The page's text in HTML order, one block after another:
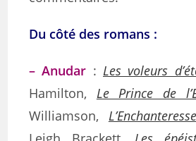
Du côté des romans :
– Anudar : Les voleurs
Hamilton, Le Prince de
Williamson,